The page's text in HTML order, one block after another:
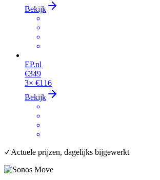
Bekijk
EP.nl
€349
3× €116
Bekijk
✓Actuele prijzen, dagelijks bijgewerkt